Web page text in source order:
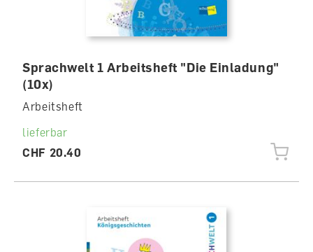
Sprachwelt 1 Arbeitsheft "Die Einladung"
(10x)
Arbeitsheft
lieferbar
CHF 20.40